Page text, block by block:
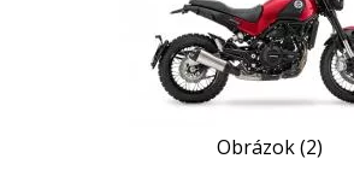
Obrázok (2)